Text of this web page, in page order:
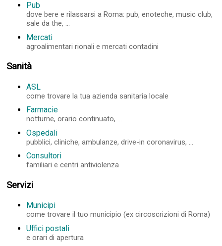
Pub
dove bere e rilassarsi a Roma: pub, enoteche, music club,
sale da the, ...
Mercati
agroalimentari rionali e mercati contadini
Sanità
ASL
come trovare la tua azienda sanitaria locale
Farmacie
notturne, orario continuato, ...
Ospedali
pubblici, cliniche, ambulanze, drive-in coronavirus, ...
Consultori
familiari e centri antiviolenza
Servizi
Municipi
come trovare il tuo municipio (ex circoscrizioni di Roma)
Uffici postali
e orari di apertura